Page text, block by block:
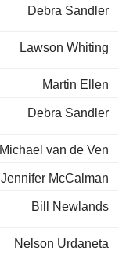
Debra Sandler
Lawson Whiting
Martin Ellen
Debra Sandler
Michael van de Ven
Jennifer McCalman
Bill Newlands
Nelson Urdaneta